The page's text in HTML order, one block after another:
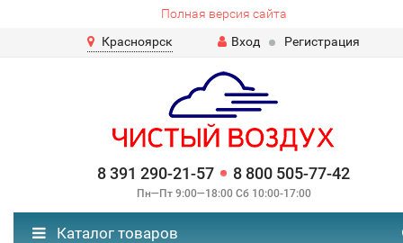
Полная версия сайта
Красноярск
Вход Регистрация
8 391 290-21-57 8 800 505-77-42
Пн—Пт 9:00—18:00 Сб 10:00-17:00
Каталог товаров